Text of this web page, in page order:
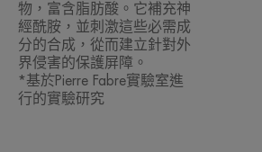
優勢
恢復肌膚屏障功能和肌膚舒適感的
霜。
物，富含脂肪酸。它補充神
經酰胺，並刺激這些必需成
分的合成，從而建立針對外
界侵害的保護屏障。
*基於Pierre Fabre實驗室進
行的實驗研究